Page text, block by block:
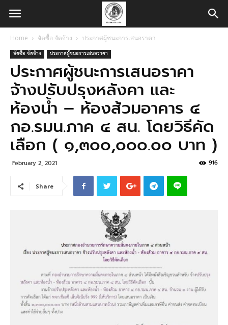
Home จัดซื้อ จัดจ้าง ประกาศผู้ชนะการเสนอราคา
จัดซื้อ จัดจ้าง ประกาศผู้ชนะการเสนอราคา
ประกาศผู้ชนะการเสนอราคา
จ้างปรับปรุงหลังคา และ
ห้องน้ำ – ห้องส้วมอาคาร ๔
กอ.รมน.ภาค ๔ สน. โดยวิธีคัด
เลือก ( ๑,๓๐๐,๐๐๐.๐๐ บาท )
February 2, 2021 916
Share